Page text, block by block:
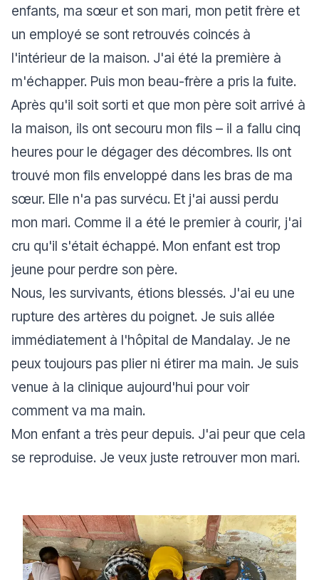
enfants, ma sœur et son mari, mon petit frère et
un employé se sont retrouvés coincés à
l'intérieur de la maison. J'ai été la première à
m'échapper. Puis mon beau-frère a pris la fuite.
Après qu'il soit sorti et que mon père soit arrivé à
la maison, ils ont secouru mon fils – il a fallu cinq
heures pour le dégager des décombres. Ils ont
trouvé mon fils enveloppé dans les bras de ma
sœur. Elle n'a pas survécu. Et j'ai aussi perdu
mon mari. Comme il a été le premier à courir, j'ai
cru qu'il s'était échappé. Mon enfant est trop
jeune pour perdre son père.
Nous, les survivants, étions blessés. J'ai eu une
rupture des artères du poignet. Je suis allée
immédiatement à l'hôpital de Mandalay. Je ne
peux toujours pas plier ni étirer ma main. Je suis
venue à la clinique aujourd'hui pour voir
comment va ma main.
Mon enfant a très peur depuis. J'ai peur que cela
se reproduise. Je veux juste retrouver mon mari.